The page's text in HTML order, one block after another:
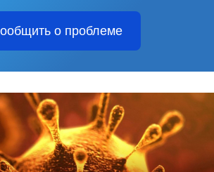
о проблеме